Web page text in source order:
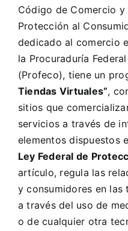
Código de Comercio y
Protección al
dedicado al comercio
la Procuraduría
(Profeco), tiene un
Tiendas Virtuales”,
sitios que
servicios a través de
elementos dispuestos
Ley Federal de
artículo, regula las
y consumidores en las
a través del uso de
o de cualquier otra